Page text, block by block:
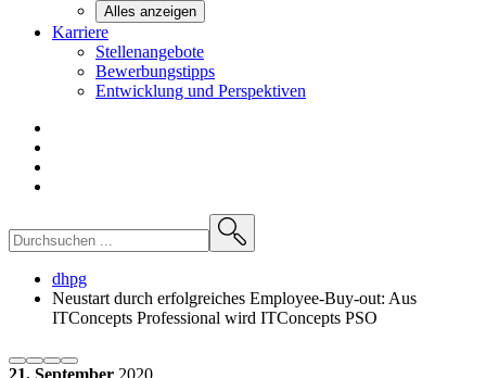
Alles anzeigen
Karriere
Stellenangebote
Bewerbungstipps
Entwicklung und Perspektiven
dhpg
Neustart durch erfolgreiches Employee-Buy-out: Aus
ITConcepts Professional wird ITConcepts PSO
21. September 2020